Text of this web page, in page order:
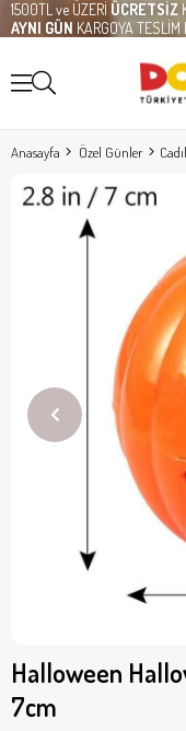
1500TL ve ÜZERİ ÜCRETSİZ
AYNI GÜN KARGOYA TESLİM
Anasayfa Özel Günler
Halloween
7cm